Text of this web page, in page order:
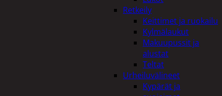
Retkeily
Keittimet ja ruokailu
Kylmälaukut
Makuupussit ja
alustat
Teltat
Urheiluvälineet
Kypärät ja